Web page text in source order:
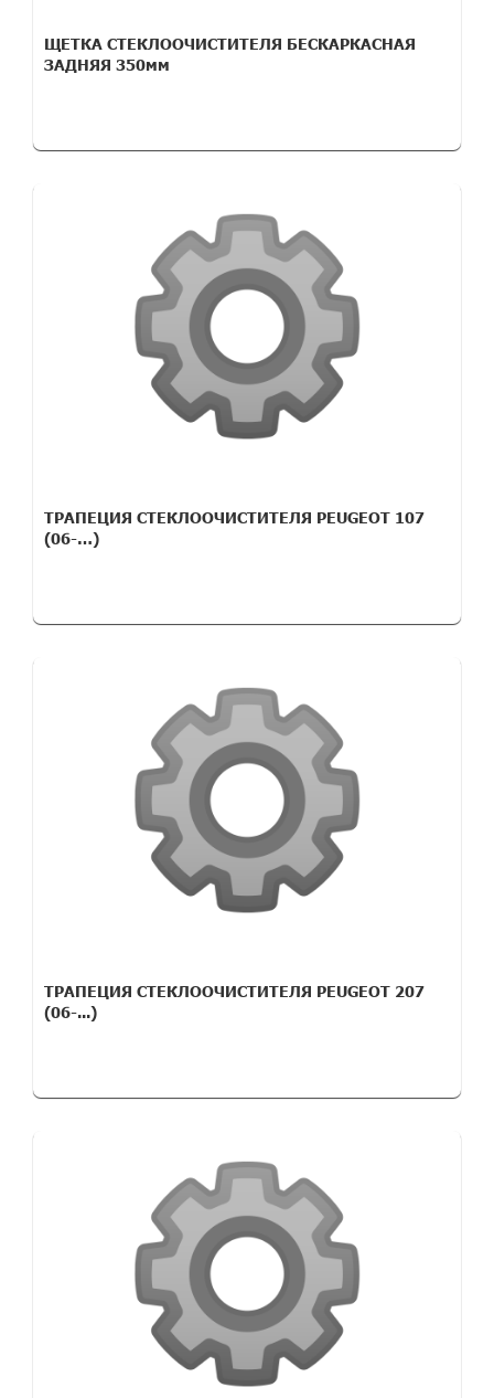
ЩЕТКА СТЕКЛООЧИСТИТЕЛЯ БЕСКАРКАСНАЯ
ЗАДНЯЯ 350мм
ТРАПЕЦИЯ СТЕКЛООЧИСТИТЕЛЯ PEUGEOT 107
(06-…)
ТРАПЕЦИЯ СТЕКЛООЧИСТИТЕЛЯ PEUGEOT 207
(06-...)